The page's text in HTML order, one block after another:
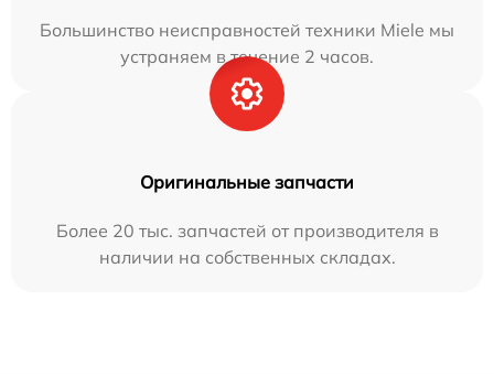
Большинство неисправностей техники Miele мы
устраняем в течение 2 часов.
Оригинальные запчасти
Более 20 тыс. запчастей от производителя в
наличии на собственных складах.